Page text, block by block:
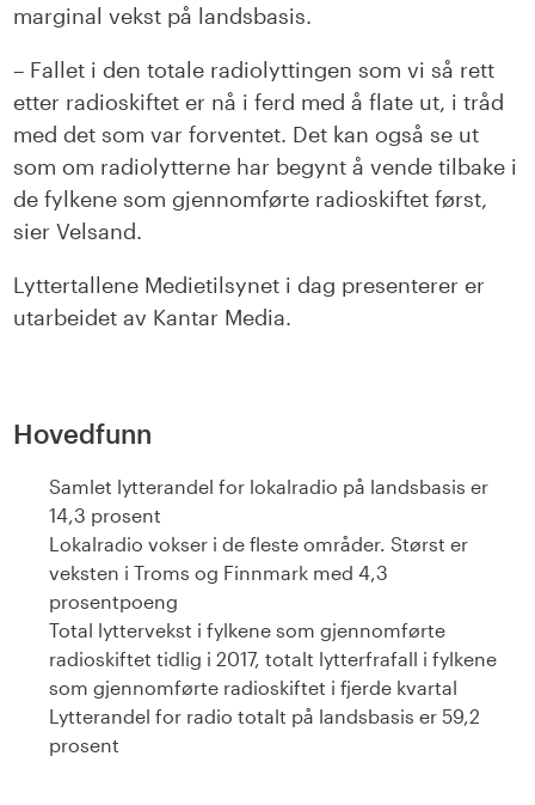
marginal vekst på landsbasis.
– Fallet i den totale radiolyttingen som vi så rett
etter radioskiftet er nå i ferd med å flate ut, i tråd
med det som var forventet. Det kan også se ut
som om radiolytterne har begynt å vende tilbake i
de fylkene som gjennomførte radioskiftet først,
sier Velsand.
Lyttertallene Medietilsynet i dag presenterer er
utarbeidet av Kantar Media.
Hovedfunn
Samlet lytterandel for lokalradio på landsbasis er
14,3 prosent
Lokalradio vokser i de fleste områder. Størst er
veksten i Troms og Finnmark med 4,3
prosentpoeng
Total lyttervekst i fylkene som gjennomførte
radioskiftet tidlig i 2017, totalt lytterfrafall i fylkene
som gjennomførte radioskiftet i fjerde kvartal
Lytterandel for radio totalt på landsbasis er 59,2
prosent